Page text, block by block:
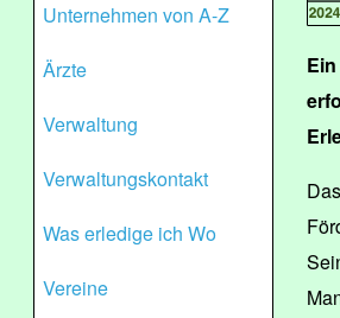
Unternehmen von A-Z
Ärzte
Verwaltung
Verwaltungskontakt
Was erledige ich Wo
Vereine